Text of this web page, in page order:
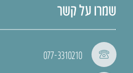
שמרו על קשר
077-3310210